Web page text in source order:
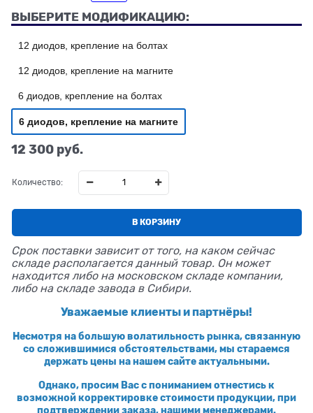
ВЫБЕРИТЕ МОДИФИКАЦИЮ:
12 диодов, крепление на болтах
12 диодов, крепление на магните
6 диодов, крепление на болтах
6 диодов, крепление на магните
12 300 руб.
Количество:
В КОРЗИНУ
Срок поставки зависит от того, на каком сейчас
складе располагается данный товар. Он может
находится либо на московском складе компании,
либо на складе завода в Сибири.
Уважаемые клиенты и партнёры!
Несмотря на большую волатильность рынка, связанную
со сложившимися обстоятельствами, мы стараемся
держать цены на нашем сайте актуальными.
Однако, просим Вас с пониманием отнестись к
возможной корректировке стоимости продукции, при
подтверждении заказа, нашими менеджерами.